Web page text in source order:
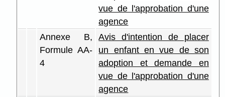
vue de l'approbation d'une
agence
Annexe B,
Formule AA-
4
Avis d'intention de placer
un enfant en vue de son
adoption et demande en
vue de l'approbation d'une
agence